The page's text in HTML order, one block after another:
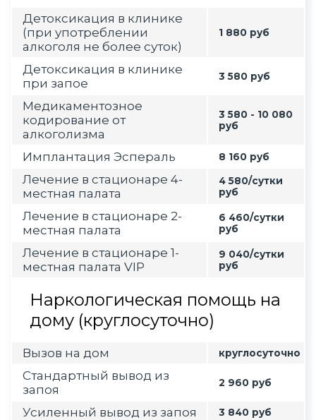
Детоксикация в клинике
(при употреблении
алкоголя не более суток)
1 880 руб
Детоксикация в клинике
при запое
3 580 руб
Медикаментозное
кодирование от
алкоголизма
3 580 - 10 080
руб
Имплантация Эспераль 8 160 руб
Лечение в стационаре 4-
местная палата
4 580/сутки
руб
Лечение в стационаре 2-
местная палата
6 460/сутки
руб
Лечение в стационаре 1-
местная палата VIP
9 040/сутки
руб
Наркологическая помощь на
дому (круглосуточно)
Вызов на дом круглосуточно
Стандартный вывод из
запоя
2 960 руб
Усиленный вывод из запоя 3 840 руб